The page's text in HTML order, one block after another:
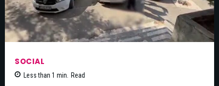
SOCIAL
Less than 1 min. Read